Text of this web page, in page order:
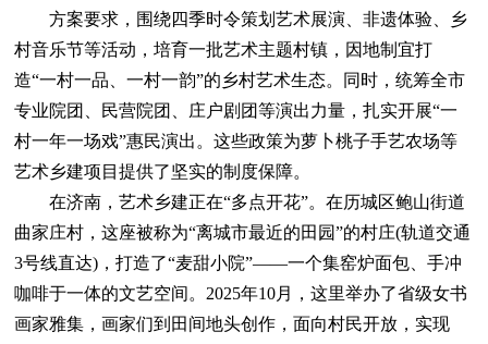
方案要求，围绕四季时令策划艺术展演、非遗体验、乡
村音乐节等活动，培育一批艺术主题村镇，因地制宜打
造“一村一品、一村一韵”的乡村艺术生态。同时，统筹全市
专业院团、民营院团、庄户剧团等演出力量，扎实开展“一
村一年一场戏”惠民演出。这些政策为萝卜桃子手艺农场等
艺术乡建项目提供了坚实的制度保障。
在济南，艺术乡建正在“多点开花”。在历城区鲍山街道
曲家庄村，这座被称为“离城市最近的田园”的村庄(轨道交通
3号线直达)，打造了“麦甜小院”——一个集窑炉面包、手冲
咖啡于一体的文艺空间。2025年10月，这里举办了省级女书
画家雅集，画家们到田间地头创作，面向村民开放，实现